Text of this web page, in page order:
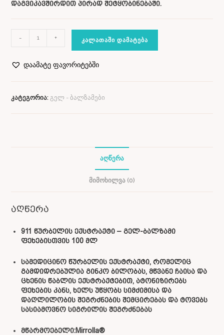
დაგვიკავშირდით პირად შეტყობინებაში.
- + ᲙᲐᲚᲐᲗᲐᲨᲘ ᲓᲐᲛᲐᲢᲔᲑᲐ
დაამატე ფავორიტებში
კატეგორია: გელ - ბალზამები
ᲐᲦᲬᲔᲠᲐ
ᲛᲘᲛᲝᲮᲘᲚᲕᲐ (0)
აღწერა
911 წურბელის ექსტრაქტი – გელ-ბალზამი
ფეხებისთვის 100 მლ
სამედიცინო წურბელის ექსტრაქტი, რომელიც
გამდიდრებულიაგინკო ბილობას, მწვანე ჩაისა და
ცხენის წაბლის ექსტრაქტებით, ატონიზირებს
ფეხების კანს, ხელს უწყობსსიმძიმისა და
დაღლილობის შეგრძნების შემცირებას და ტოვებს
სასიამოვნო სიგრილის შეგრძნებას
მწარმოებელი:Mirrolla®